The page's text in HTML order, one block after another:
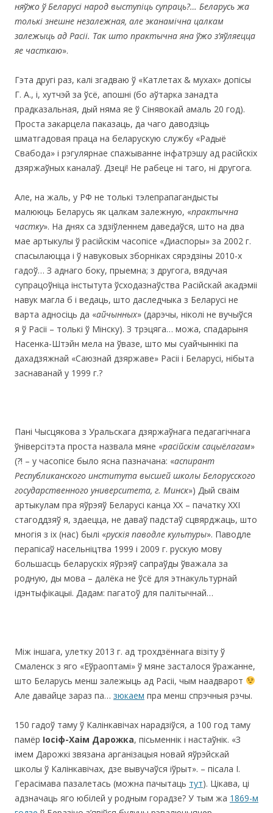
няўжо ў Беларусі народ выступіць супраць?… Беларусь жа
толькі знешне незалежная, але эканамічна цалкам
залежыць ад Расіі. Так што практычна яна ўжо з’яўляецца
яе часткаю».
Гэта другі раз, калі згадваю ў «Катлетах & мухах» допісы
Г. А., і, хутчэй за ўсё, апошні (бо аўтарка занадта
прадказальная, дый няма яе ў Сінявокай амаль 20 год).
Проста закарцела паказаць, да чаго даводзіць
шматгадовая праца на беларускую службу «Радыё
Свабода» і рэгулярнае спажыванне інфатрэшу ад расійскіх
дзяржаўных каналаў. Дзеці! Не рабеце ні таго, ні другога.
Але, на жаль, у РФ не толькі тэлепрапагандысты
малююць Беларусь як цалкам залежную, «практычна
частку». На днях са здзіўленнем даведаўся, што на два
мае артыкулы ў расійскім часопісе «Диаспоры» за 2002 г.
спасылаюцца і ў навуковых зборніках сярэдзіны 2010-х
гадоў… З аднаго боку, прыемна; з другога, вядучая
супрацоўніца інстытута ўсходазнаўства Расійскай акадэміі
навук магла б і ведаць, што даследчыка з Беларусі не
варта адносіць да «айчынных» (дарэчы, ніколі не вучыўся
я ў Расіі – толькі ў Мінску). З трэцяга… можа, спадарыня
Насенка-Штэйн мела на ўвазе, што мы суайчыннікі па
дахадзяжнай «Саюзнай дзяржаве» Расіі і Беларусі, нібыта
заснаванай у 1999 г.?
Пані Чысцякова з Уральскага дзяржаўнага педагагічнага
ўніверсітэта проста назвала мяне «расійскім сацыёлагам»
(?! – у часопісе было ясна пазначана: «аспирант
Республиканского института высшей школы Белорусского
государственного университета, г. Минск») Дый сваім
артыкулам пра яўрэяў Беларусі канца ХХ – пачатку ХХІ
стагоддзяў я, здаецца, не даваў падстаў сцвярджаць, што
многія з іх (нас) былі «рускія паводле культуры». Паводле
перапісаў насельніцтва 1999 і 2009 г. рускую мову
большасць беларускіх яўрэяў сапраўды ўважала за
родную, ды мова – далёка не ўсё для этнакультурнай
ідэнтыфікацыі. Дадам: пагатоў для палітычнай…
Між іншага, улетку 2013 г. ад трохдзённага візіту ў
Смаленск з яго «Еўраоптамі» ў мяне засталося ўражанне,
што Беларусь менш залежыць ад Расіі, чым наадварот
Але давайце зараз па… зюкаем пра менш спрэчныя рэчы.
150 гадоў таму ў Калінкавічах нарадзіўся, а 100 год таму
памёр Іосіф-Хаім Дарожка, пісьменнік і настаўнік. «З
імем Дарожкі звязана арганізацыя новай яўрэйскай
школы ў Калінкавічах, дзе вывучаўся іўрыт». – пісала І.
Герасімава пазалетась (можна пачытаць тут). Цікава, ці
адзначаць яго юбілей у родным горадзе? У тым жа 1869-м